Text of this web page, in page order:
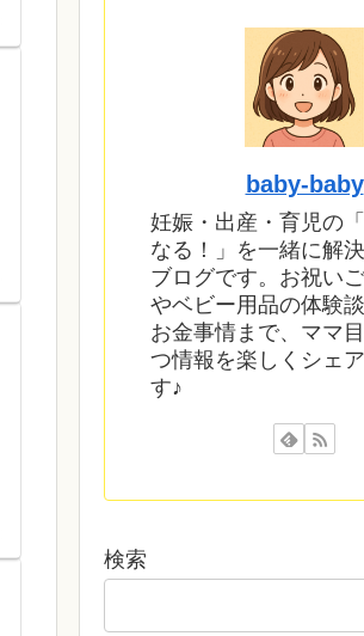
baby‐baby
妊娠・出産・育児の
なる！」を一緒に解
ブログです。お祝い
やベビー用品の体験
お金事情まで、ママ
つ情報を楽しくシェ
す♪
検索